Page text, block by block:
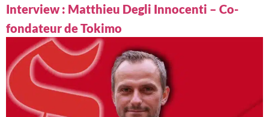
Interview : Matthieu Degli Innocenti – Co-
fondateur de Tokimo